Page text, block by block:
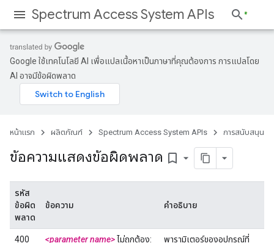
Spectrum Access System APIs
Google ใช้เทคโนโลยี AI เพื่อแปลเนื้อหาเป็นภาษาที่คุณต้องการ การแปลโดย
AI อาจมีข้อผิดพลาด
หน้าแรก ผลิตภัณฑ์ Spectrum Access System APIs การสนับสนุน
ข้อความแสดงข้อผิดพลาด bookmark_border
รหัส
ข้อผิด
พลาด
ข้อความ คำอธิบาย
400 <parameter name> ไม่ถูกต้อง:
พารามิเตอร์ของอุปกรณ์ที่